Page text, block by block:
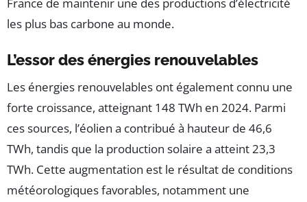
France de maintenir une des productions d’électricité
les plus bas carbone au monde.
L’essor des énergies renouvelables
Les énergies renouvelables ont également connu une
forte croissance, atteignant 148 TWh en 2024. Parmi
ces sources, l’éolien a contribué à hauteur de 46,6
TWh, tandis que la production solaire a atteint 23,3
TWh. Cette augmentation est le résultat de conditions
météorologiques favorables, notamment une